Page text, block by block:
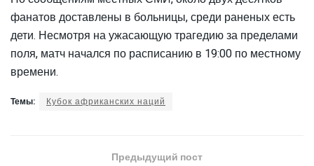
фанатов доставлены в больницы, среди раненых есть
дети. Несмотря на ужасающую трагедию за пределами
поля, матч начался по расписанию в 19:00 по местному
времени.
Темы: Кубок африканских наций
Предыдущий пост